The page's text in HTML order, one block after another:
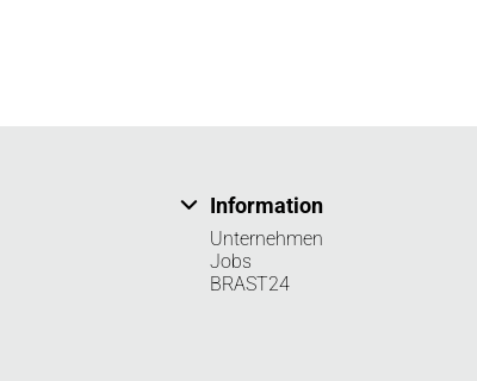
Information
Unternehmen
Jobs
BRAST24